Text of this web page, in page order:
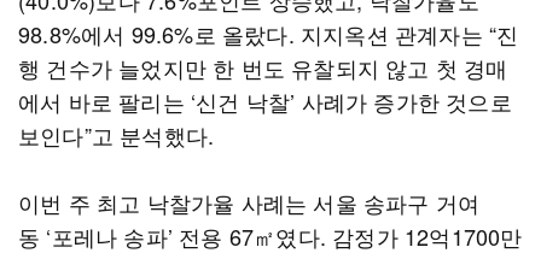
98.8%에서 99.6%로 올랐다. 지지옥션 관계자는 “진
행 건수가 늘었지만 한 번도 유찰되지 않고 첫 경매
에서 바로 팔리는 ‘신건 낙찰’ 사례가 증가한 것으로
보인다”고 분석했다.
이번 주 최고 낙찰가율 사례는 서울 송파구 거여
동 ‘포레나 송파’ 전용 67㎡였다. 감정가 12억1700만